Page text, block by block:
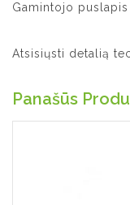
Gamintojo puslapis
Atsisiųsti detalią
Panašūs